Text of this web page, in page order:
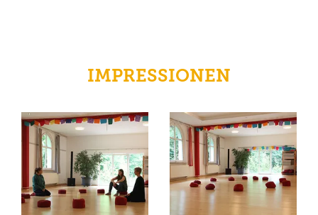
IMPRESSIONEN